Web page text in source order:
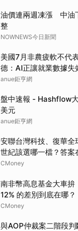
油價連兩週凍漲 中油
整
NOWNEWS今日新聞
美國7月非農疲軟不代
德：AI正讓就業數據失
義」
anue鉅亨網
盤中速報 - Hashflow
美元
anue鉅亨網
安聯台灣科技、復華全
世紀該選哪一檔？答案
CMoney
南非幣高息基金大車拚
12% 的差別到底在哪？
CMoney
與AOP仲裁案二階段